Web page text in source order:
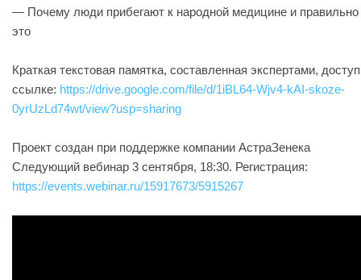
— Почему люди прибегают к народной медицине и правильно
это
Краткая текстовая памятка, составленная экспертами,
ссылке: https://drive.google.com/file/d/1iBL64-Wjv4-kAI-skoze-
0yrUzLd74wt/view?usp=sharing
Проект создан при поддержке компании АстраЗенека
Следующий вебинар 3 сентября, 18:30. Регистрация:
https://events.webinar.ru/15917673/5915267